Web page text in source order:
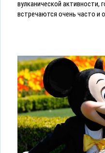
вулканической активности,
встречаются очень часто и